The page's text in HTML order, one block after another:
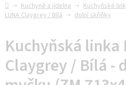
DomůKuchyně a jídelna Kuchyňské
LUNA Claygrey / Bílá
dolní skříňky
Kuchyňská linka
Claygrey / Bílá -